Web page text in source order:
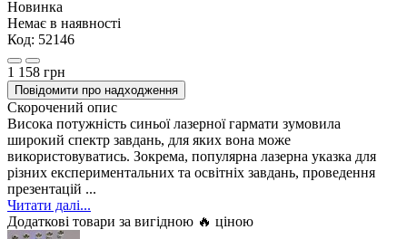
Новинка
Немає в наявності
Код: 52146
1 158 грн
Повідомити про надходження
Скорочений опис
Висока потужність синьої лазерної гармати зумовила
широкий спектр завдань, для яких вона може
використовуватись. Зокрема, популярна лазерна указка для
різних експериментальних та освітніх завдань, проведення
презентацій ...
Читати далі...
Додаткові товари за вигідною 🔥 ціною